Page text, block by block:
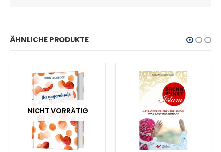
ÄHNLICHE PRODUKTE
NICHT VORRÄTIG